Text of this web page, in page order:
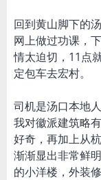
回到黄山脚下的
网上做过功课，
情太迫切，11点
定包车去宏村。
司机是汤口本地
我对徽派建筑略
好奇，再加上从
渐渐显出非常鲜
的小洋楼，外装